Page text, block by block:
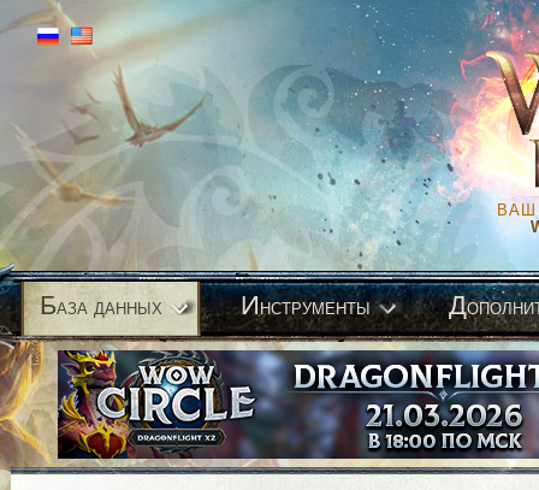
ВАШ
База данных Инструменты Д